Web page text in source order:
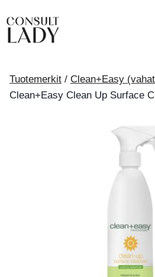
sisältöön
Tuotemerkit / Clean+Easy
Clean+Easy Clean Up Surface